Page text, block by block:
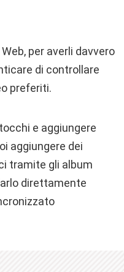
per averli davvero
di controllare
preferiti.
e aggiungere
aggiungere dei
tramite gli album
direttamente